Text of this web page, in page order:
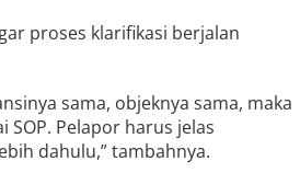
proses klarifikasi berjalan
sama, objeknya sama, maka
Pelapor harus jelas
dahulu,” tambahnya.